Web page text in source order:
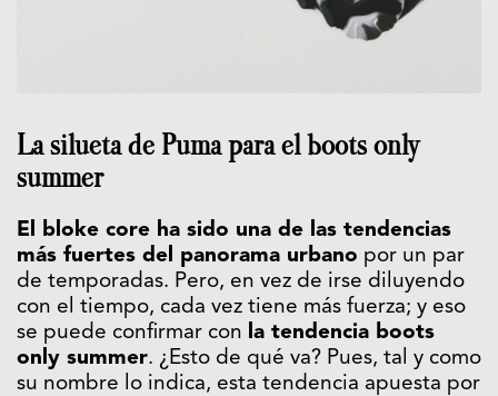
La silueta de Puma para el boots only
summer
El bloke core ha sido una de las tendencias
más fuertes del panorama urbano por un par
de temporadas. Pero, en vez de irse diluyendo
con el tiempo, cada vez tiene más fuerza; y eso
se puede confirmar con la tendencia boots
only summer. ¿Esto de qué va? Pues, tal y como
su nombre lo indica, esta tendencia apuesta por